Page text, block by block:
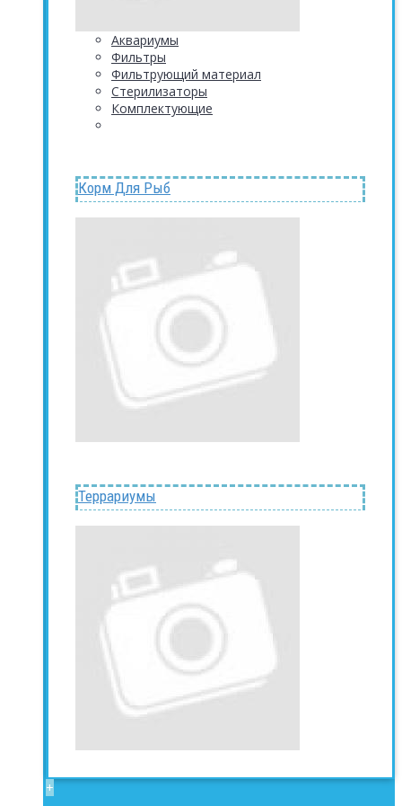
Аквариумы
Фильтры
Фильтрующий материал
Стерилизаторы
Комплектующие
Корм Для Рыб
Террариумы
+